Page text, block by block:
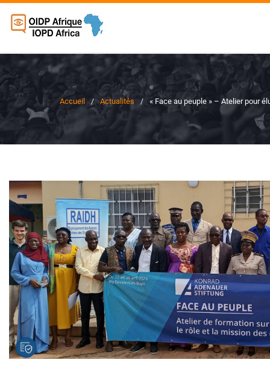
Accueil Actualités « Face au peuple » – Atelier pour